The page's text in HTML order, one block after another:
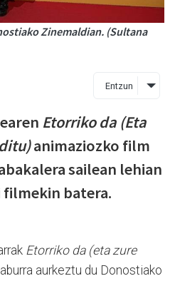
Zinemaldian. (Sultana
Entzun
Etorriko da (Eta
animaziozko film
sailean lehian
filmekin batera.
Etorriko da (eta zure
aurkeztu du Donostiako